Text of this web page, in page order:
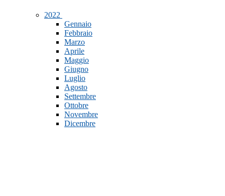
2022
Gennaio
Febbraio
Marzo
Aprile
Maggio
Giugno
Luglio
Agosto
Settembre
Ottobre
Novembre
Dicembre